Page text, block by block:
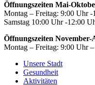
Öffnungszeiten Mai-
Montag – Freitag: 9:00 Uhr -
Samstag 10:00 Uhr -12:00
Öffnungszeiten
Montag – Freitag: 9:00 Uhr
Unsere Stadt
Gesundheit
Aktivitäten